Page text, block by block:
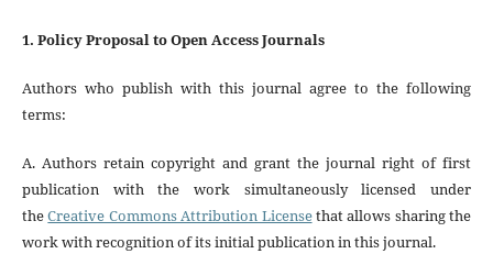
1. Policy Proposal to Open Access Journals
Authors who publish with this journal agree to the following
terms:
A. Authors retain copyright and grant the journal right of first
publication with the work simultaneously licensed under
theCreative Commons Attribution Licensethat allows sharing the
work with recognition of its initial publication in this journal.